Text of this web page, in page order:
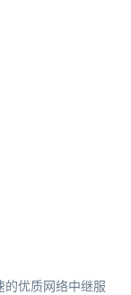
的优质网络中继服